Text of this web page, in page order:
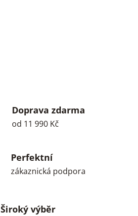
Doprava zdarma
od 11 990 Kč
Perfektní
zákaznická podpora
Široký výběr